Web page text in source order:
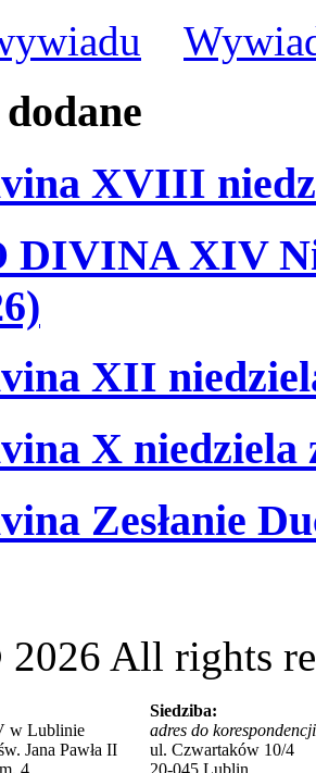
dodane
XVIII
XIV
XII
X niedziela
Zesłanie
2026 All rights
w Lublinie
Jana Pawła II
Siedziba:
adres do
ul. Czwartaków 10/4